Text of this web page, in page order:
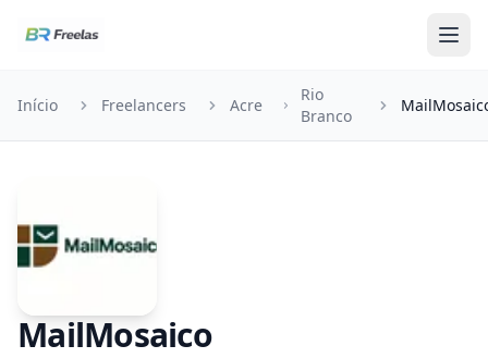
Início Freelancers Acre
Rio
Branco
MailMosaico